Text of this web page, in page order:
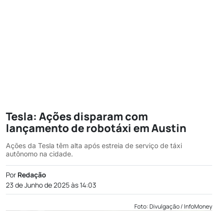
Tesla: Ações disparam com
lançamento de robotáxi em Austin
Ações da Tesla têm alta após estreia de serviço de táxi
autônomo na cidade.
Por Redação
23 de Junho de 2025 às 14:03
Foto: Divulgação / InfoMoney